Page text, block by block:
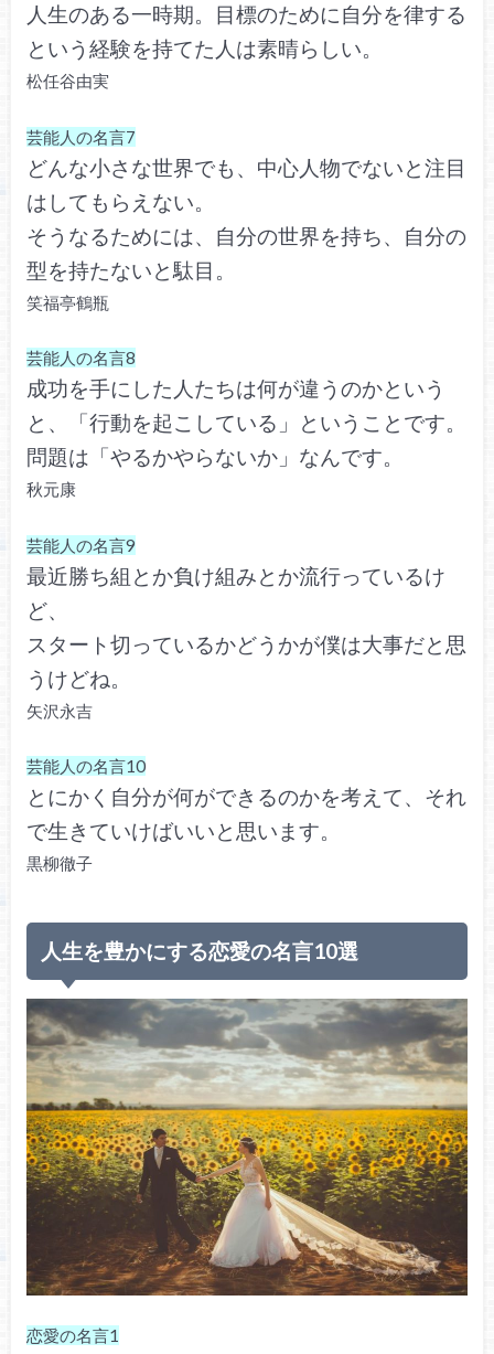
人生のある一時期。目標のために自分を律する
という経験を持てた人は素晴らしい。
松任谷由実
芸能人の名言7
どんな小さな世界でも、中心人物でないと注目
はしてもらえない。
そうなるためには、自分の世界を持ち、自分の
型を持たないと駄目。
笑福亭鶴瓶
芸能人の名言8
成功を手にした人たちは何が違うのかという
と、「行動を起こしている」ということです。
問題は「やるかやらないか」なんです。
秋元康
芸能人の名言9
最近勝ち組とか負け組みとか流行っているけ
ど、
スタート切っているかどうかが僕は大事だと思
うけどね。
矢沢永吉
芸能人の名言10
とにかく自分が何ができるのかを考えて、それ
で生きていけばいいと思います。
黒柳徹子
人生を豊かにする恋愛の名言10選
恋愛の名言1